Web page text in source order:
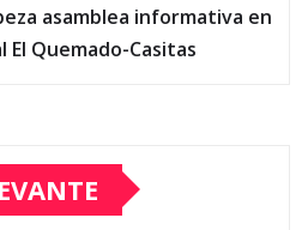
asamblea informativa en
Quemado-Casitas